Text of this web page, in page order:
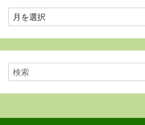
月
ご
と
表
示